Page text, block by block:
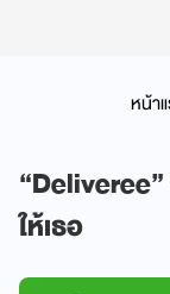
หน้า
ให้เธอ